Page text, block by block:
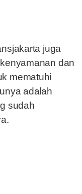
juga
dan
mematuhi
adalah
sudah